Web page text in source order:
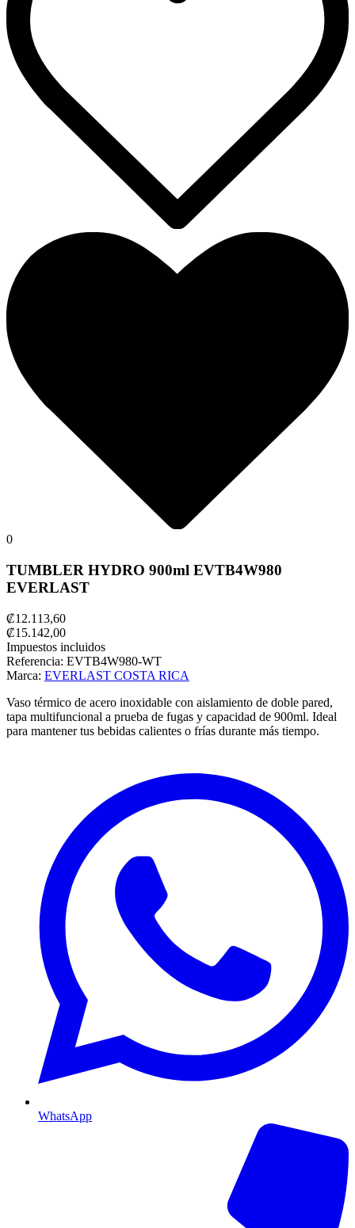
0
TUMBLER HYDRO 900ml EVTB4W980
EVERLAST
₡12.113,60
₡15.142,00
Impuestos incluidos
Referencia: EVTB4W980-WT
Marca: EVERLAST COSTA RICA
Vaso térmico de acero inoxidable con aislamiento de doble pared,
tapa multifuncional a prueba de fugas y capacidad de 900ml. Ideal
para mantener tus bebidas calientes o frías durante más tiempo.
WhatsApp